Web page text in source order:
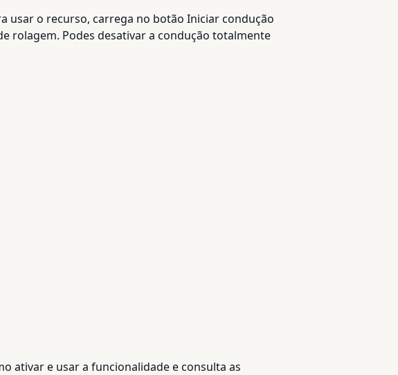
usar o recurso, carrega no botão Iniciar condução
rolagem. Podes desativar a condução totalmente
ativar e usar a funcionalidade e consulta as